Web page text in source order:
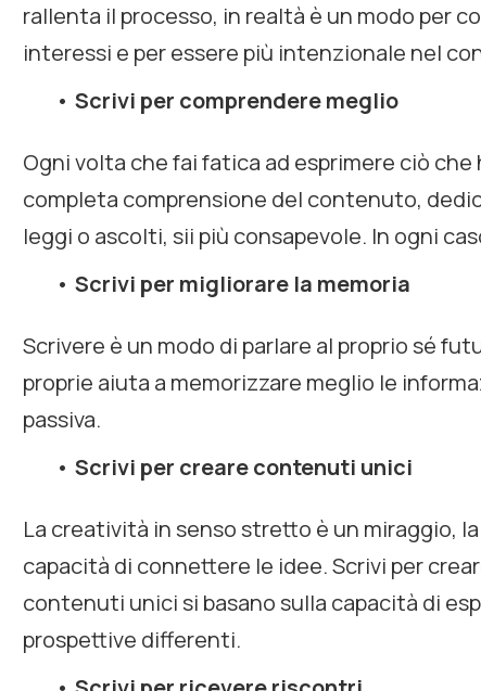
rallenta il processo, in realtà è un modo per
interessi e per essere più intenzionale nel
Scrivi per comprendere meglio
Ogni volta che fai fatica ad esprimere ciò
completa comprensione del contenuto,
leggi o ascolti, sii più consapevole. In ogni
Scrivi per migliorare la memoria
Scrivere è un modo di parlare al proprio sé
proprie aiuta a memorizzare meglio le
passiva.
Scrivi per creare contenuti unici
La creatività in senso stretto è un miraggio,
capacità di connettere le idee. Scrivi per
contenuti unici si basano sulla capacità di
prospettive differenti.